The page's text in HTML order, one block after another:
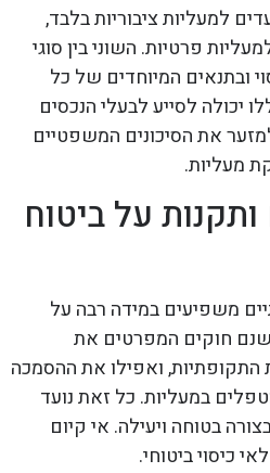
למעליות ציבוריות בלבד,
פרטיות. השוני בין סוגי
ובתנאים המיוחדים של כל
יכולה לסייע לבעלי הנכסים
את הסיכונים המשפטיים
מעליות.
על ביטוח
משפיעים במידה רבה על
חוקים המפרטים את
התקופתיות, ואפילו את ההסמכה
במעליות. כל זאת נועד
בטוחה ויעילה. אי קיום
כיסוי ביטוחי.